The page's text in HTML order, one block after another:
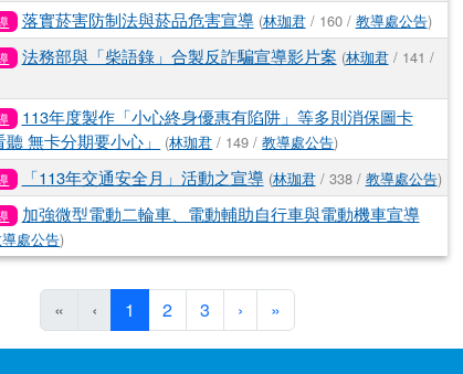
落實菸害防制法與菸品危害宣導 (林珈君/ 160 / 教導處公告)
法務部與「柴語錄」合製反詐騙宣導影片案 (林珈君/ 141 /
113年度製作「小心終身優惠有陷阱」等多則消保圖卡
聽 無卡分期要小心」
(林珈君 / 149 /教導處公告)
「113年交通安全月」活動之宣導 (林珈君/ 338 / 教導處公告)
加強微型電動二輪車、電動輔助自行車與電動機車宣導
處公告)
« ‹ 1 (目前頁次)
2 3 ›下一頁
»最後頁